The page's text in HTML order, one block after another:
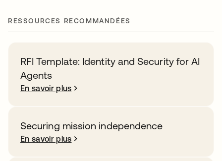
RESSOURCES RECOMMANDÉES
RFI Template: Identity and Security for AI
Agents
En savoir plus
Securing mission independence
En savoir plus